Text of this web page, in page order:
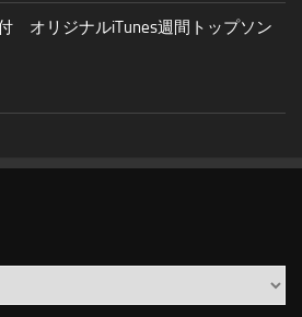
オリジナルiTunes週間トップソン